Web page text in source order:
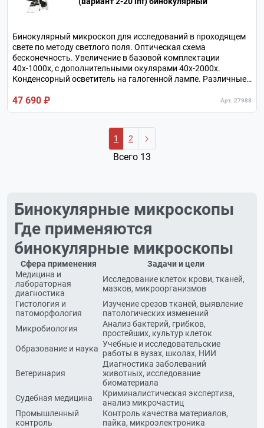
Бинокулярный микроскоп для исследований в проходящем
свете по методу светлого поля. Оптическая схема
бесконечность. Увеличение в базовой комплектации
40х-1000х, с дополнительными окулярами 40х-2000х.
Конденсорный осветитель на галогенной лампе. Различные
Револьверное устройство на 4 объектива.
47 690 ₽ Арт. 27988
1 2
Всего 13
Бинокулярные микроскопы
Где применяются
бинокулярные микроскопы
Сфера применения
Задачи и цели
Медицина и
лабораторная
диагностика
Исследование клеток крови, тканей,
мазков, микроорганизмов
Гистология и
патоморфология
Изучение срезов тканей, выявление
патологических изменений
Микробиология
Анализ бактерий, грибков,
простейших, культур клеток
Образование и наука Учебные и исследовательские
работы в вузах, школах, НИИ
Ветеринария
Диагностика заболеваний
животных, исследование
биоматериала
Судебная медицина
Криминалистическая экспертиза,
анализ микрочастиц
Промышленный
контроль
Контроль качества материалов,
пайка, микроэлектроника